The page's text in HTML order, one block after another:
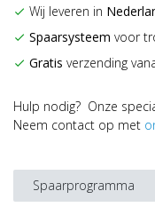
check Wij leveren in
check Spaarsysteem voor
check Gratis verzending
Hulp nodig? Onze
Neem contact op met
Spaarprogramma